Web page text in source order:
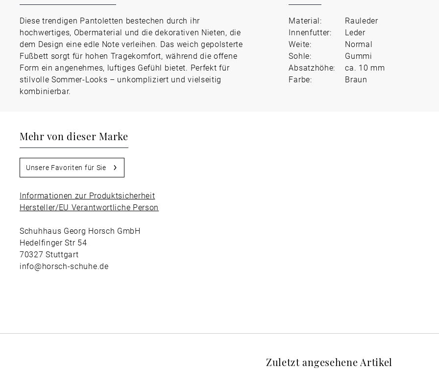
Diese trendigen Pantoletten bestechen durch ihr
hochwertiges, Obermaterial und die dekorativen Nieten, die
dem Design eine edle Note verleihen. Das weich gepolsterte
Fußbett sorgt für hohen Tragekomfort, während die offene
Form ein angenehmes, luftiges Gefühl bietet. Perfekt für
stilvolle Sommer-Looks – unkompliziert und vielseitig
kombinierbar.
Material:
Rauleder
Innenfutter:
Leder
Weite:
Normal
Sohle:
Gummi
Absatzhöhe:
ca. 10 mm
Farbe:
Braun
Mehr von dieser Marke
Unsere Favoriten für Sie
Informationen zur Produktsicherheit
Hersteller/EU Verantwortliche Person
Schuhhaus Georg Horsch GmbH
Hedelfinger Str 54
70327 Stuttgart
info@horsch-schuhe.de
Zuletzt angesehene Artikel